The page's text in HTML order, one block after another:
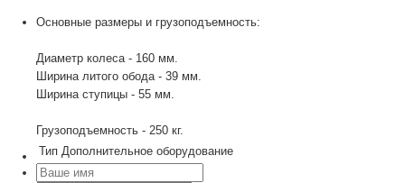
Основные размеры и грузоподъемность:
Диаметр колеса - 160 мм.
Ширина литого обода - 39 мм.
Ширина ступицы - 55 мм.
Грузоподъемность - 250 кг.
Тип Дополнительное оборудование